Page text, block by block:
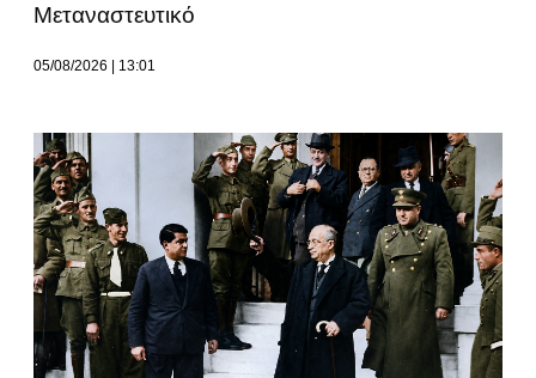
Μεταναστευτικό
05/08/2026 13:01